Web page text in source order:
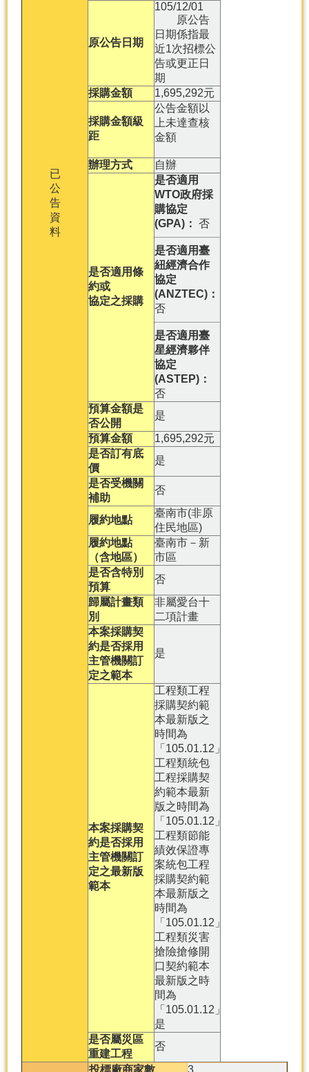
已
公
告
資
料
原公告日期
105/12/01
原公告
日期係指最
近1次招標公
告或更正日
期
採購金額
1,695,292元
採購金額級
距
公告金額以
上未達查核
金額
辦理方式 自辦
是否適用條
約或
協定之採購
是否適用
WTO政府採
購協定
(GPA)： 否
是否適用臺
紐經濟合作
協定
(ANZTEC)：
否
是否適用臺
星經濟夥伴
協定
(ASTEP)：
否
預算金額是
否公開
是
預算金額
1,695,292元
是否訂有底
價
是
是否受機關
補助
否
履約地點
臺南市(非原
住民地區)
履約地點
（含地區）
臺南市－新
市區
是否含特別
預算
否
歸屬計畫類
別
非屬愛台十
二項計畫
本案採購契
約是否採用
主管機關訂
定之範本
是
本案採購契
約是否採用
主管機關訂
定之最新版
範本
工程類工程
採購契約範
本最新版之
時間為
「105.01.12」
工程類統包
工程採購契
約範本最新
版之時間為
「105.01.12」
工程類節能
績效保證專
案統包工程
採購契約範
本最新版之
時間為
「105.01.12」
工程類災害
搶險搶修開
口契約範本
最新版之時
間為
「105.01.12」
是
是否屬災區
重建工程
否
投標廠商家數
3